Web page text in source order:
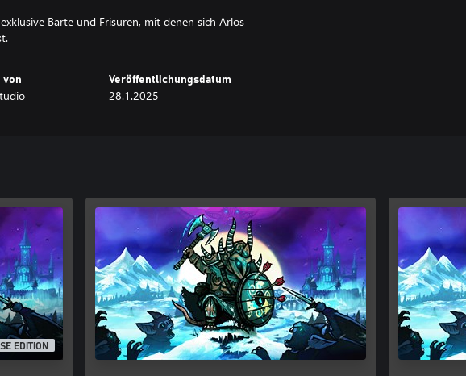
Bärte und Frisuren, mit denen sich Arlos
von Veröffentlichungsdatum
28.1.2025
EDITION